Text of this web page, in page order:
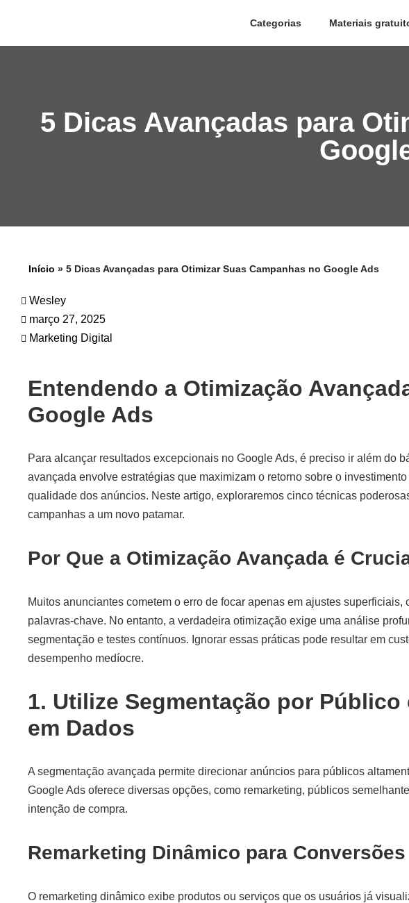
Categorias Materiais
5 Dicas Avançadas para
Início » 5 Dicas Avançadas para Otimizar Suas Campanhas no Google Ads
Wesley
março 27, 2025
Marketing Digital
Entendendo a Otimização
Google Ads
Para alcançar resultados excepcionais no Google Ads, é preciso ir além do
avançada envolve estratégias que maximizam o retorno sobre o
qualidade dos anúncios. Neste artigo, exploraremos cinco técnicas
campanhas a um novo patamar.
Por Que a Otimização Avançada é
Muitos anunciantes cometem o erro de focar apenas em ajustes superficiais,
palavras-chave. No entanto, a verdadeira otimização exige uma análise
segmentação e testes contínuos. Ignorar essas práticas pode resultar em
desempenho medíocre.
1. Utilize Segmentação por Público
em Dados
A segmentação avançada permite direcionar anúncios para públicos
Google Ads oferece diversas opções, como remarketing, públicos
intenção de compra.
Remarketing Dinâmico para Conversões
O remarketing dinâmico exibe produtos ou serviços que os usuários já